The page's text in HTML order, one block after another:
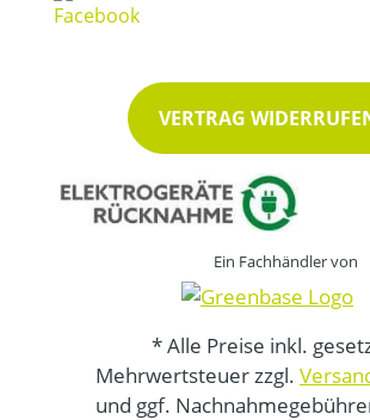
VERTRAG
Ein Fachhändler von
* Alle Preise inkl.
Mehrwertsteuer zzgl.
und ggf.